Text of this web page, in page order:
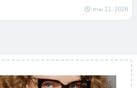
mai 11, 2026